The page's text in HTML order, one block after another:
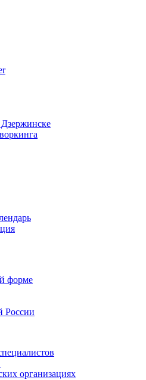
форме
России
организациях